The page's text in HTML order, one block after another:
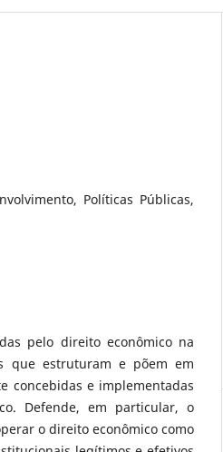
Políticas Públicas,
pelo direito econômico na
que estruturam e põem em
concebidas e implementadas
Defende, em particular, o
o direito econômico como